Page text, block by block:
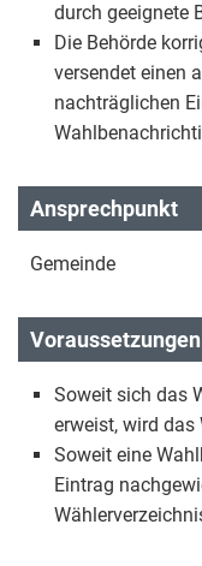
durch geeignete
Die Behörde
versendet einen
nachträglichen
Ansprechpunkt
Gemeinde
Voraussetzungen
Soweit sich das
erweist, wird das
Soweit eine
Eintrag